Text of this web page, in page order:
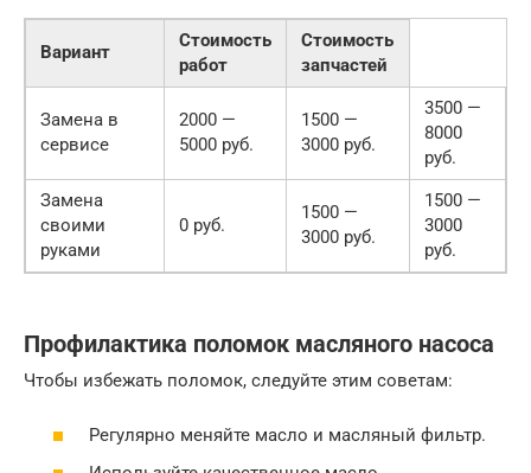
Вариант
Стоимость
работ
Стоимость
запчастей
Замена в
сервисе
2000 —
5000 руб.
1500 —
3000 руб.
3500 —
8000
руб.
Замена
своими
руками
0 руб.
1500 —
3000 руб.
1500 —
3000
руб.
Профилактика поломок масляного насоса
Чтобы избежать поломок, следуйте этим советам:
Регулярно меняйте масло и масляный фильтр.